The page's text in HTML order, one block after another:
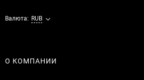
Валюта: RUB
О КОМПАНИИ